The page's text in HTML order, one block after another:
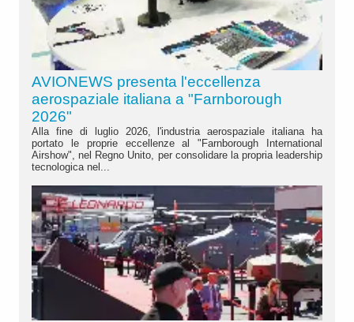
AVIONEWS presenta l'eccellenza
aerospaziale italiana a "Farnborough
2026"
Alla fine di luglio 2026, l'industria aerospaziale italiana ha
portato le proprie eccellenze al "Farnborough International
Airshow", nel Regno Unito, per consolidare la propria leadership
tecnologica nel...